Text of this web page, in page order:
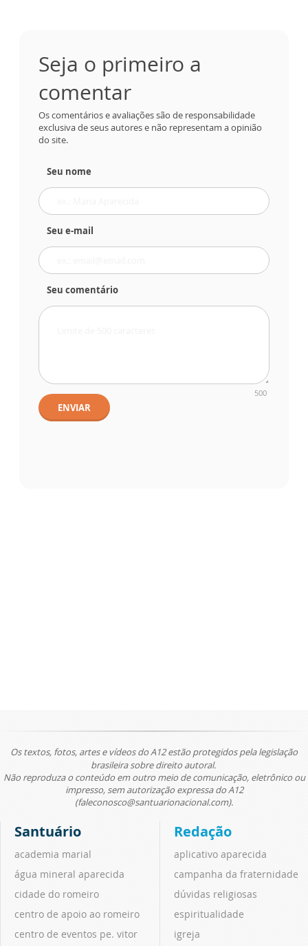
Seja o primeiro a
comentar
Os comentários e avaliações são de responsabilidade
exclusiva de seus autores e não representam a opinião
do site.
Seu nome
Seu e-mail
Seu comentário
500
ENVIAR
Os textos, fotos, artes e vídeos do A12 estão protegidos pela legislação
brasileira sobre direito autoral.
Não reproduza o conteúdo em outro meio de comunicação, eletrônico ou
impresso, sem autorização expressa do A12
(faleconosco@santuarionacional.com).
Santuário
academia marial
água mineral aparecida
cidade do romeiro
centro de apoio ao romeiro
centro de eventos pe. vitor
Redação
aplicativo aparecida
campanha da fraternidade
dúvidas religiosas
espiritualidade
igreja